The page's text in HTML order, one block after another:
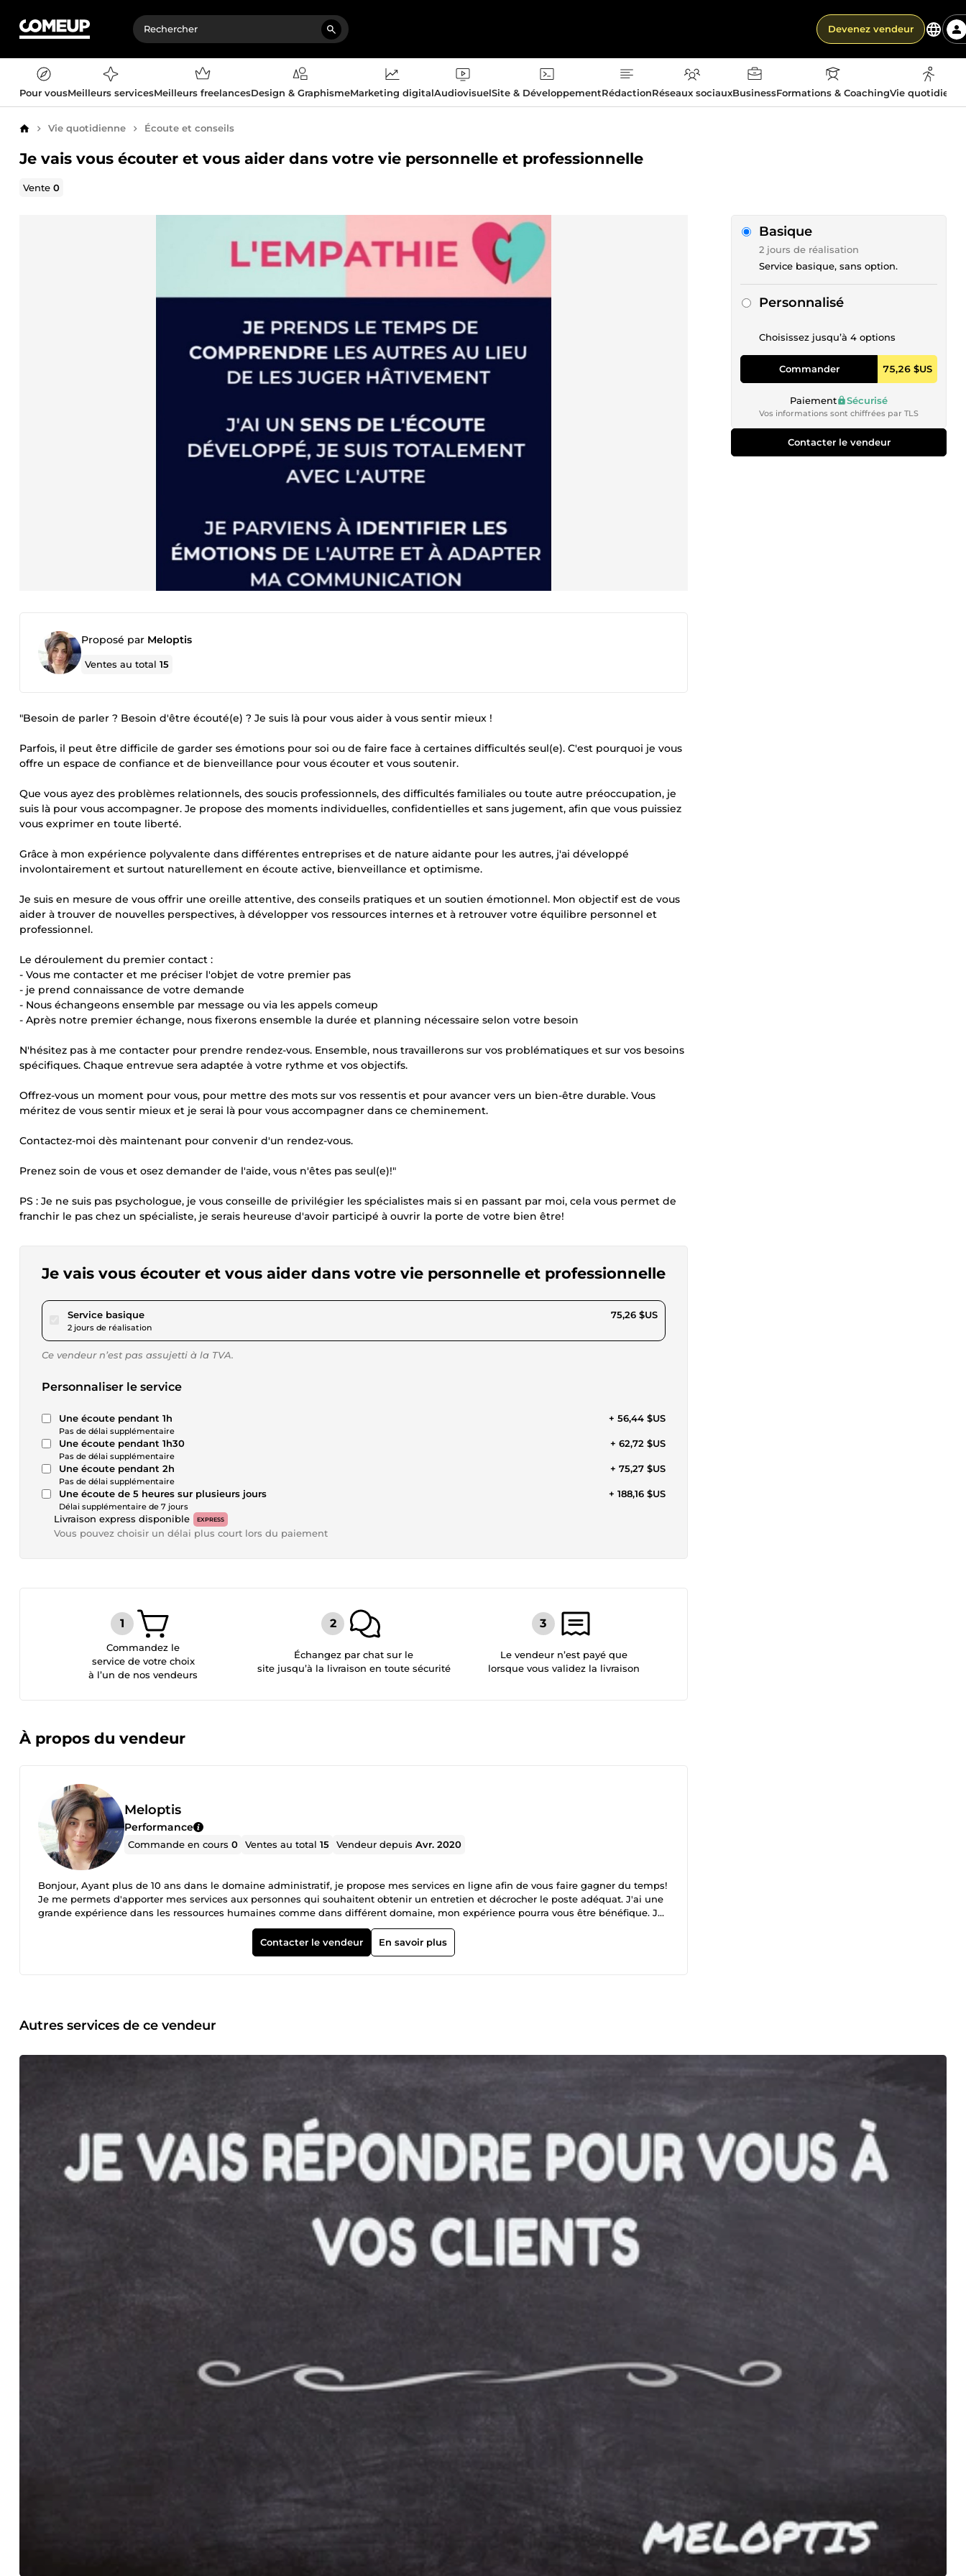
Devenez vendeur
Pour vousMeilleurs servicesMeilleurs freelancesDesign & GraphismeMarketing digitalAudiovisuelSite & DéveloppementRédactionRéseaux sociauxBusinessFormations & CoachingVie
AccueilVie quotidienne Écoute et conseils
Je vais vous écouter et vous aider dans votre vie personnelle et professionnelle
Vente0
Proposé par Meloptis
Ventes au total15
"Besoin de parler ? Besoin d'être écouté(e) ? Je suis là pour vous aider à vous sentir mieux !
Parfois, il peut être difficile de garder ses émotions pour soi ou de faire face à certaines difficultés seul(e). C'est pourquoi je vous
offre un espace de confiance et de bienveillance pour vous écouter et vous soutenir.
Que vous ayez des problèmes relationnels, des soucis professionnels, des difficultés familiales ou toute autre préoccupation, je
suis là pour vous accompagner. Je propose des moments individuelles, confidentielles et sans jugement, afin que vous puissiez
vous exprimer en toute liberté.
Grâce à mon expérience polyvalente dans différentes entreprises et de nature aidante pour les autres, j'ai développé
involontairement et surtout naturellement en écoute active, bienveillance et optimisme.
Je suis en mesure de vous offrir une oreille attentive, des conseils pratiques et un soutien émotionnel. Mon objectif est de vous
aider à trouver de nouvelles perspectives, à développer vos ressources internes et à retrouver votre équilibre personnel et
professionnel.
Le déroulement du premier contact :
- Vous me contacter et me préciser l'objet de votre premier pas
- je prend connaissance de votre demande
- Nous échangeons ensemble par message ou via les appels comeup
- Après notre premier échange, nous fixerons ensemble la durée et planning nécessaire selon votre besoin
N'hésitez pas à me contacter pour prendre rendez-vous. Ensemble, nous travaillerons sur vos problématiques et sur vos besoins
spécifiques. Chaque entrevue sera adaptée à votre rythme et vos objectifs.
Offrez-vous un moment pour vous, pour mettre des mots sur vos ressentis et pour avancer vers un bien-être durable. Vous
méritez de vous sentir mieux et je serai là pour vous accompagner dans ce cheminement.
Contactez-moi dès maintenant pour convenir d'un rendez-vous.
Prenez soin de vous et osez demander de l'aide, vous n'êtes pas seul(e)!"
PS : Je ne suis pas psychologue, je vous conseille de privilégier les spécialistes mais si en passant par moi, cela vous permet de
franchir le pas chez un spécialiste, je serais heureuse d'avoir participé à ouvrir la porte de votre bien être!
Je vais vous écouter et vous aider dans votre vie personnelle et professionnelle
Service basiquepour 69,37 $US
2 jours de réalisation
75,26 $US
Ce vendeur n’est pas assujetti à la TVA.
Personnaliser le service
Une écoute pendant 1h
Pas de délai supplémentaire
+ 56,44 $US
Une écoute pendant 1h30
Pas de délai supplémentaire
+ 62,72 $US
Une écoute pendant 2h
Pas de délai supplémentaire
+ 75,27 $US
Une écoute de 5 heures sur plusieurs jours
Délai supplémentaire de 7 jours
+ 188,16 $US
Livraison express disponible EXPRESS
Vous pouvez choisir un délai plus court lors du paiement
Basique
2 jours de réalisation
Service basique, sans option.
Personnalisé
Choisissez jusqu’à 4 options
Commander 75,26 $US
Paiement Sécurisé
Vos informations sont chiffrées par TLS
Contacter le vendeur
Commandez le
service de votre choix
à l’un de nos vendeurs
Échangez par chat sur le
site jusqu’à la livraison en toute sécurité
Le vendeur n’est payé que
lorsque vous validez la livraison
À propos du vendeur
Meloptis
Performance
Commande en cours0 Ventes au total15 Vendeur depuisAvr. 2020
Bonjour, Ayant plus de 10 ans dans le domaine administratif, je propose mes services en ligne afin de vous faire gagner du temps!
Je me permets d'apporter mes services aux personnes qui souhaitent obtenir un entretien et décrocher le poste adéquat. J'ai une
grande expérience dans les ressources humaines comme dans différent domaine, mon expérience pourra vous être bénéfique. Je
vous répondrais dans les plus brefs délais et vous ciblera votre meilleur atout. Je reste à votre disposition pour toutes informations
complémentaires. Je vous remercie de votre confiance. A très bientôt! Je propose également d'autres services, n'hésitez pas à
parcourir mon profil et mes services. En vous souhaitant une très bonne journée. :) :):)
Contacter le vendeur En savoir plus
Autres services de ce vendeur